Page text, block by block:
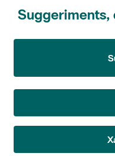
Suggeriments,